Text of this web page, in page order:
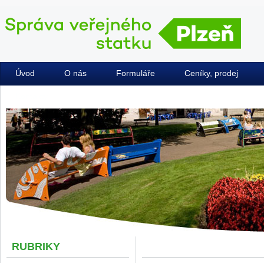
Úvod O nás Formuláře Ceníky, prodej
RUBRIKY